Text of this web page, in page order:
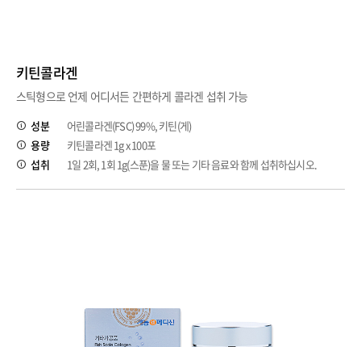
키틴콜라겐
스틱형으로 언제 어디서든 간편하게 콜라겐 섭취 가능
성분
어린콜라겐(FSC) 99%, 키틴(게)
용량
키틴콜라겐 1g x 100포
섭취
1일 2회, 1회 1g(스푼)을 물 또는 기타 음료와 함께 섭취하십시오.